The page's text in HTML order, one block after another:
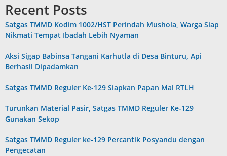
Recent Posts
Satgas TMMD Kodim 1002/HST Perindah Mushola, Warga Siap
Nikmati Tempat Ibadah Lebih Nyaman
Aksi Sigap Babinsa Tangani Karhutla di Desa Binturu, Api
Berhasil Dipadamkan
Satgas TMMD Reguler Ke-129 Siapkan Papan Mal RTLH
Turunkan Material Pasir, Satgas TMMD Reguler Ke-129
Gunakan Sekop
Satgas TMMD Reguler ke-129 Percantik Posyandu dengan
Pengecatan